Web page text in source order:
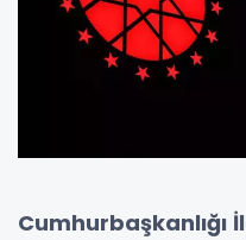
Cumhurbaşkanlığı